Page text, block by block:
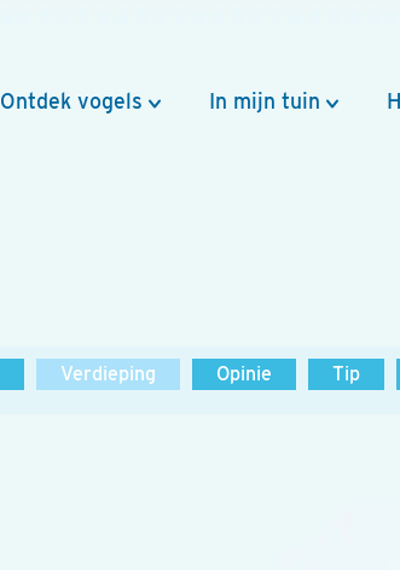
Ontdek vogels In mijn tuin
Verdieping Opinie Tip